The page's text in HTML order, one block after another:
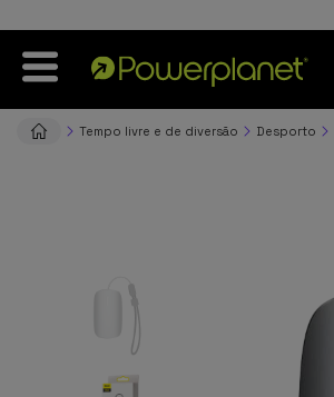
Tempo livre e de diversão Desporto